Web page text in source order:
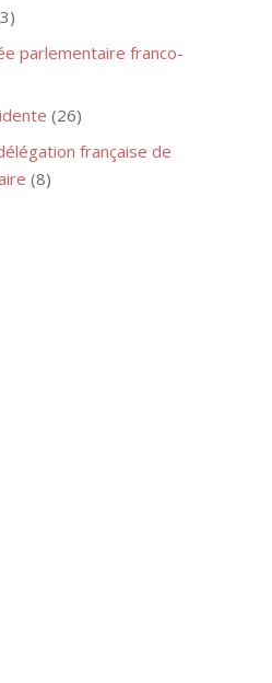
parlementaire franco-
(26)
française de
(8)